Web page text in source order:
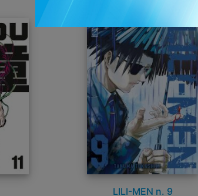
LILI-MEN n. 9